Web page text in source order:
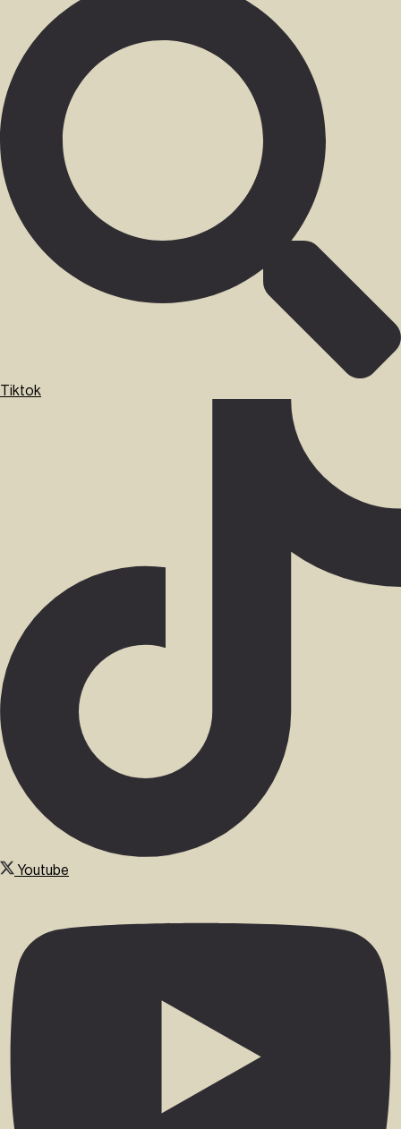
Tiktok
Youtube